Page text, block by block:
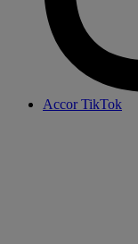
Accor TikTok